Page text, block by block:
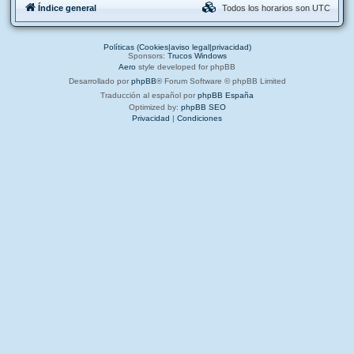
Índice general Todos los horarios son UTC
Políticas (Cookies|aviso legal|privacidad)
Sponsors: Trucos Windows
Aero style developed for phpBB
Desarrollado por phpBB® Forum Software © phpBB Limited
Traducción al español por phpBB España
Optimized by: phpBB SEO
Privacidad | Condiciones